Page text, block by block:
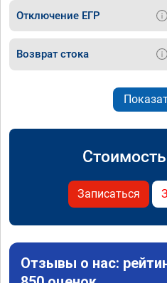
Отключение ЕГР
Возврат стока
Записаться
Отзывы о нас: